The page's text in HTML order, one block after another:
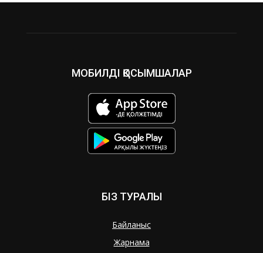
МОБИЛДІ ҚОСЫМШАЛАР
БІЗ ТУРАЛЫ
Байланыс
Жарнама